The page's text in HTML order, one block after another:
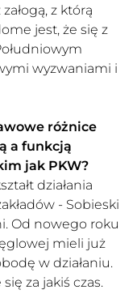
z którą
jest, że się z
wyzwaniami i
różnice
a funkcją
jak PKW?
działania
- Sobieski
Od nowego roku
mieli już
w działaniu.
za jakiś czas.